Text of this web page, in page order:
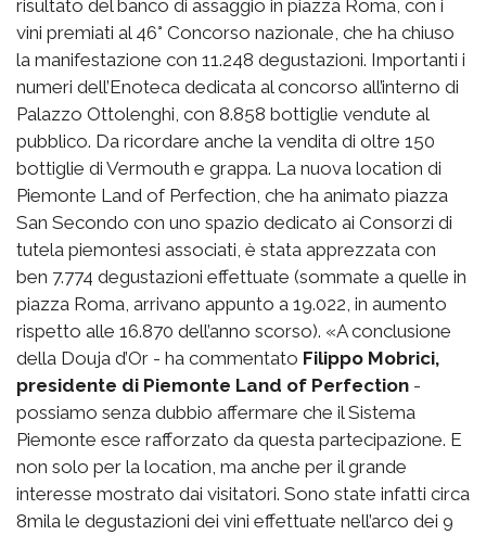
risultato del banco di assaggio in piazza Roma, con i
vini premiati al 46° Concorso nazionale, che ha chiuso
la manifestazione con 11.248 degustazioni. Importanti i
numeri dell’Enoteca dedicata al concorso all’interno di
Palazzo Ottolenghi, con 8.858 bottiglie vendute al
pubblico. Da ricordare anche la vendita di oltre 150
bottiglie di Vermouth e grappa. La nuova location di
Piemonte Land of Perfection, che ha animato piazza
San Secondo con uno spazio dedicato ai Consorzi di
tutela piemontesi associati, è stata apprezzata con
ben 7.774 degustazioni effettuate (sommate a quelle in
piazza Roma, arrivano appunto a 19.022, in aumento
rispetto alle 16.870 dell’anno scorso). «A conclusione
della Douja d’Or - ha commentato Filippo Mobrici,
presidente di Piemonte Land of Perfection -
possiamo senza dubbio affermare che il Sistema
Piemonte esce rafforzato da questa partecipazione. E
non solo per la location, ma anche per il grande
interesse mostrato dai visitatori. Sono state infatti circa
8mila le degustazioni dei vini effettuate nell’arco dei 9